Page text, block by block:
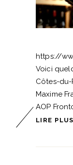
https://
Voici
Côtes-du-
Maxime
AOP
LIRE PLUS